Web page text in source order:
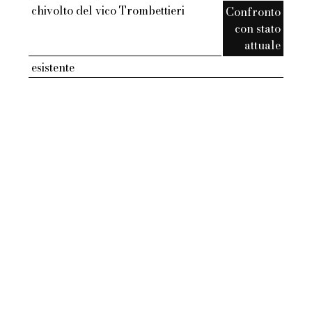
chivolto del vico Trombettieri
Confronto
con stato
attuale
esistente